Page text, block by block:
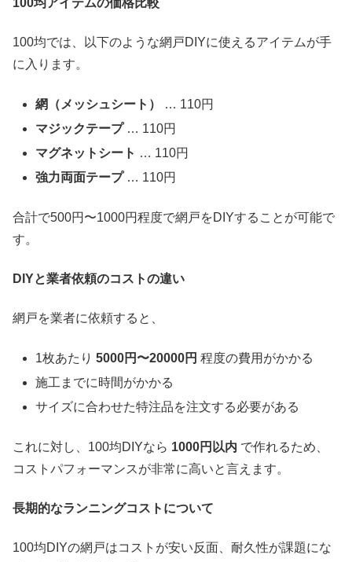
100均では、以下のような網戸DIYに使えるアイテムが手
に入ります。
網（メッシュシート）
… 110円
マジックテープ… 110円
マグネットシート … 110円
強力両面テープ… 110円
合計で500円〜1000円程度で網戸をDIYすることが可能で
す。
DIYと業者依頼のコストの違い
網戸を業者に依頼すると、
1枚あたり5000円〜20000円 程度の費用がかかる
施工までに時間がかかる
サイズに合わせた特注品を注文する必要がある
これに対し、100均DIYなら 1000円以内 で作れるため、
コストパフォーマンスが非常に高いと言えます。
長期的なランニングコストについて
100均DIYの網戸はコストが安い反面、耐久性が課題にな